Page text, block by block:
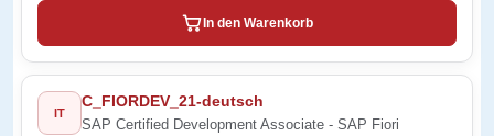
In den Warenkorb
IT
C_FIORDEV_21-deutsch
SAP Certified Development Associate - SAP Fiori